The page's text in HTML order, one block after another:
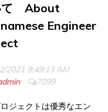
て About
Engineer
2021 9:49:13 AM
7099
ロジェクトは優秀なエン